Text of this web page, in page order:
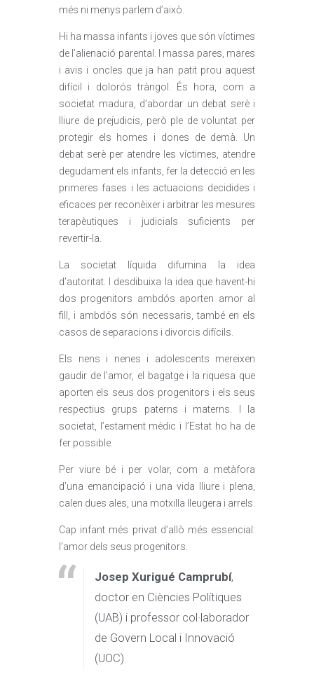
més ni menys parlem d’això.
Hi ha massa infants i joves que són víctimes
de l’alienació parental. I massa pares, mares
i avis i oncles que ja han patit prou aquest
difícil i dolorós tràngol. És hora, com a
societat madura, d’abordar un debat serè i
lliure de prejudicis, però ple de voluntat per
protegir els homes i dones de demà. Un
debat serè per atendre les víctimes, atendre
degudament els infants, fer la detecció en les
primeres fases i les actuacions decidides i
eficaces per reconèixer i arbitrar les mesures
terapèutiques i judicials suficients per
revertir-la.
La societat líquida difumina la idea
d’autoritat. I desdibuixa la idea que havent-hi
dos progenitors ambdós aporten amor al
fill, i ambdós són necessaris, també en els
casos de separacions i divorcis difícils.
Els nens i nenes i adolescents mereixen
gaudir de l’amor, el bagatge i la riquesa que
aporten els seus dos progenitors i els seus
respectius grups paterns i materns. I la
societat, l’estament mèdic i l’Estat ho ha de
fer possible.
Per viure bé i per volar, com a metàfora
d’una emancipació i una vida lliure i plena,
calen dues ales, una motxilla lleugera i arrels.
Cap infant més privat d’allò més essencial:
l’amor dels seus progenitors.
Josep Xurigué Camprubí,
doctor en Ciències Polítiques
(UAB) i professor col·laborador
de Govern Local i Innovació
(UOC)